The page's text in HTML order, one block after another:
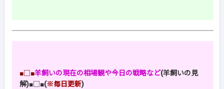
■□■羊飼いの現在の相場観や今日の戦略など(羊飼いの見
解)■□■(※毎日更新)